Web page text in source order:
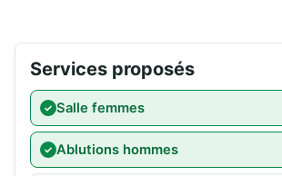
Services proposés
Salle femmes
Ablutions hommes